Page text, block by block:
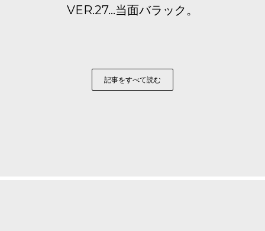
VER.27…当面バラック。
記事をすべて読む